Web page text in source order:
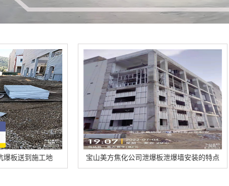
宝山美方焦化公司泄爆板泄爆墙安装的特点 宝山和徐州鑫